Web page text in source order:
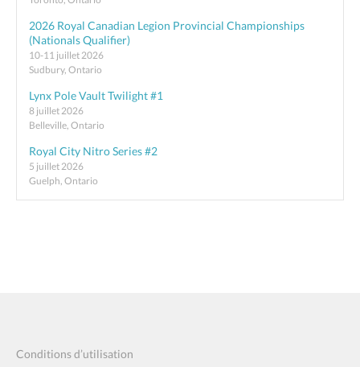
2026 Royal Canadian Legion Provincial Championships
(Nationals Qualifier)
10-11 juillet 2026
Sudbury, Ontario
Lynx Pole Vault Twilight #1
8 juillet 2026
Belleville, Ontario
Royal City Nitro Series #2
5 juillet 2026
Guelph, Ontario
Conditions d’utilisation